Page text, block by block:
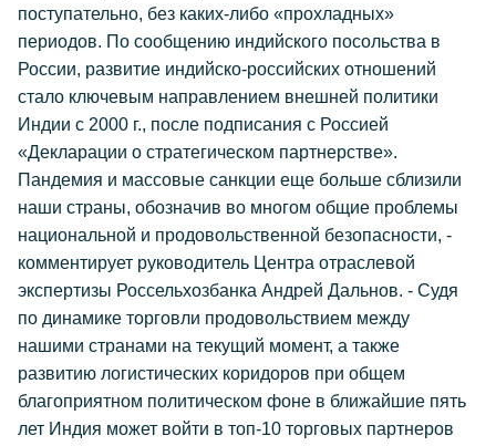
поступательно, без каких-либо «прохладных»
периодов. По сообщению индийского посольства в
России, развитие индийско-российских отношений
стало ключевым направлением внешней политики
Индии с 2000 г., после подписания с Россией
«Декларации о стратегическом партнерстве».
Пандемия и массовые санкции еще больше сблизили
наши страны, обозначив во многом общие проблемы
национальной и продовольственной безопасности, -
комментирует руководитель Центра отраслевой
экспертизы Россельхозбанка Андрей Дальнов. - Судя
по динамике торговли продовольствием между
нашими странами на текущий момент, а также
развитию логистических коридоров при общем
благоприятном политическом фоне в ближайшие пять
лет Индия может войти в топ-10 торговых партнеров